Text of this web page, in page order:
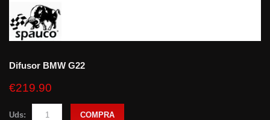
Difusor BMW G22
€219.90
Uds: COMPRA